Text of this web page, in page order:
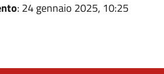
: 24 gennaio 2025, 10:25